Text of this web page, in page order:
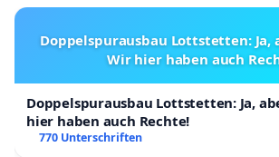
betreuten Taubenschlägen mit
durch Eieraustausch und kontrollierte
Verhältnismäßigkeit im engeren Sinne
am zweifelhaften Nutzen. Da
zuchtbedingter gewollter genetischer
Gegensatz zu Wildtieren ganzjährig
Elterntiere für die Brutpflege benötigt
Doppelspurausbau Lottstetten: Ja,
Wir hier haben auch
Doppelspurausbau Lottstetten: Ja,
hier haben auch Rechte!
770 Unterschriften